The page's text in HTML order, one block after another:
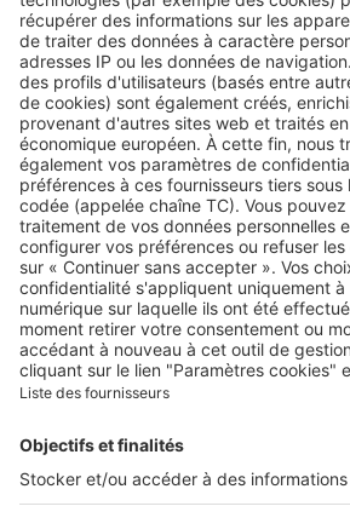
Retrouvez-nous sur …
A propos
Qui sommes-nous ?
Contacter le service client
Nous rejoindre
Presse
Nos applications